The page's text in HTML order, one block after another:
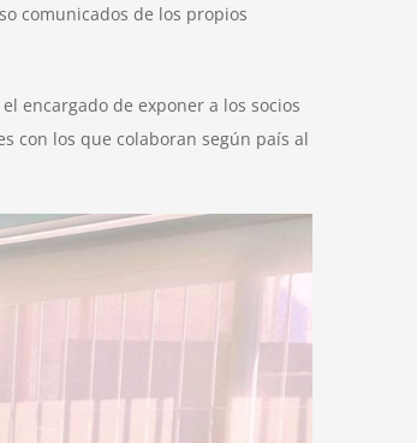
comunicados de los propios
encargado de exponer a los socios
con los que colaboran según país al